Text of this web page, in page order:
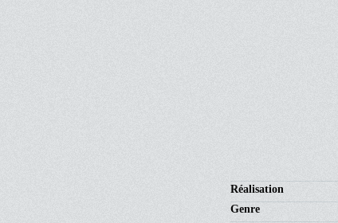
Réalisation
Genre